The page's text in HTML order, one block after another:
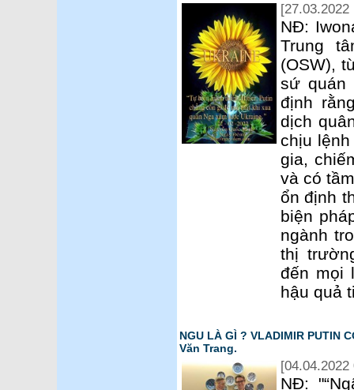
[27.03.2022
NĐ:
Trung
(OSW),
sứ quán
định
dịch
chịu
gia,
và có
ổn định
biện
ngành
thị
đến mọi
hậu quả
NGU LÀ GÌ ? VLADIMIR PUTIN
Văn Trang.
[04.04.2022
NĐ: